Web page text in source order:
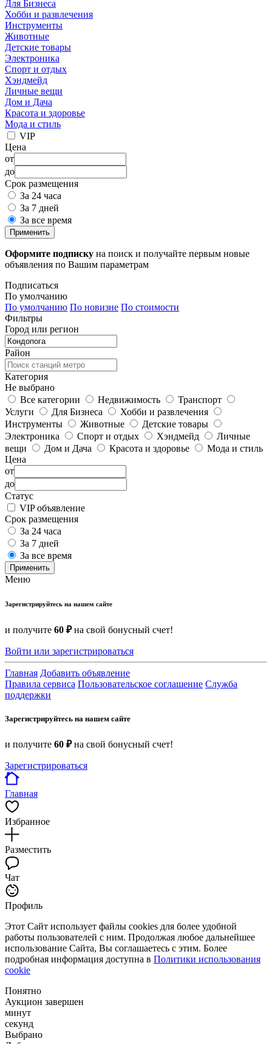
Для Бизнеса
Хобби и развлечения
Инструменты
Животные
Детские товары
Электроника
Спорт и отдых
Хэндмейд
Личные вещи
Дом и Дача
Красота и здоровье
Мода и стиль
VIP
Цена
от
до
Срок размещения
За 24 часа
За 7 дней
За все время
Применить
Оформите подписку на поиск и получайте первым новые
объявления по Вашим параметрам
Подписаться
По умолчанию
По умолчанию По новизне По стоимости
Фильтры
Город или регион
Район
Категория
Не выбрано
Все категории
Недвижимость
Транспорт
Услуги
Для Бизнеса
Хобби и развлечения
Инструменты
Животные
Детские товары
Электроника
Спорт и отдых Хэндмейд
Личные
вещи
Дом и Дача Красота и здоровье
Мода и стиль
Цена
от
до
Статус
VIP объявление
Срок размещения
За 24 часа
За 7 дней
За все время
Применить
Меню
Зарегистрируйтесь на нашем сайте
и получите 60 ₽на свой бонусный счет!
Войти или зарегистрироваться
Главная Добавить объявление
Правила сервиса Пользовательское соглашение Служба
поддержки
Зарегистрируйтесь на нашем сайте
и получите 60 ₽на свой бонусный счет!
Зарегистрироваться
Главная
Избранное
Разместить
Чат
Профиль
Этот Сайт использует файлы cookies для более удобной
работы пользователей с ним. Продолжая любое дальнейшее
использование Сайта, Вы соглашаетесь с этим. Более
подробная информация доступна в Политики использования
cookie
Понятно
Аукцион завершен
минут
секунд
Выбрано